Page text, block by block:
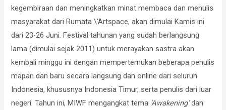
kegembiraan dan meningkatkan minat membaca dan menulis
masyarakat dari Rumata \’Artspace, akan dimulai Kamis ini
dari 23-26 Juni. Festival tahunan yang sudah berlangsung
lama (dimulai sejak 2011) untuk merayakan sastra akan
kembali minggu ini dengan mempertemukan beberapa penulis
mapan dan baru secara langsung dan online dari seluruh
Indonesia, khususnya Indonesia Timur, serta penulis dari luar
negeri. Tahun ini, MIWF mengangkat tema ‘Awakening’dan